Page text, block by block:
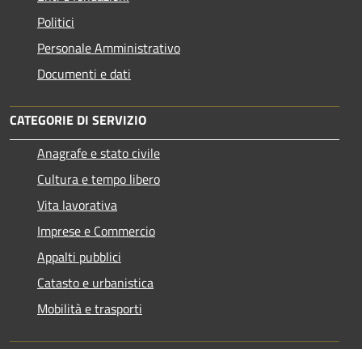
Politici
Personale Amministrativo
Documenti e dati
CATEGORIE DI SERVIZIO
Anagrafe e stato civile
Cultura e tempo libero
Vita lavorativa
Imprese e Commercio
Appalti pubblici
Catasto e urbanistica
Mobilità e trasporti